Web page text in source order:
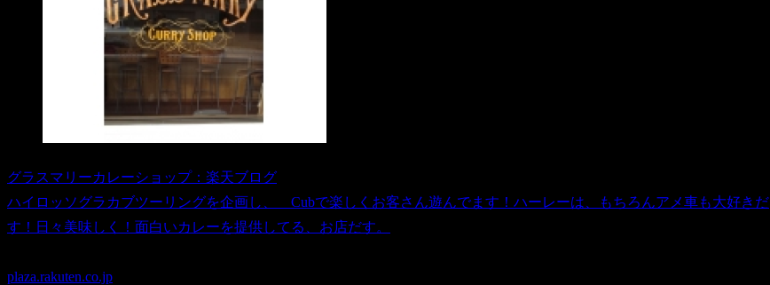
グラスマリーカレーショップ：楽天ブログ
ハイロッソグラカブツーリングを企画し、 Cubで楽しくお客さん遊んでます！ハーレーは、もちろんアメ車も大好きだ
す！日々美味しく！面白いカレーを提供してる、お店だす。
plaza.rakuten.co.jp